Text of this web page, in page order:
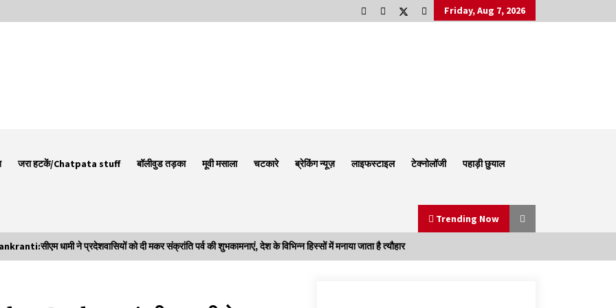
Friday, Aug 7, 2026
जरा हटकें/Chatpata stuff बॉलीवुड तड़का मूवी मसाला चटकारे ब्रेकिंग न्यूज़ लाइफस्टाइल टेक्नोलॉजी पहाड़ी छुयाल
Trending Now
धामी ने प्रदेशवासियों को दी मकर संक्रांति पर्व की शुभकामनाएं, देश के विभिन्न हिस्सों में मनाया जाता है त्यौहार